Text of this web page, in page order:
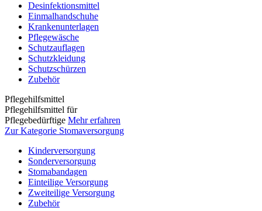
Desinfektionsmittel
Einmalhandschuhe
Krankenunterlagen
Pflegewäsche
Schutzauflagen
Schutzkleidung
Schutzschürzen
Zubehör
Pflegehilfsmittel
Pflegehilfsmittel für
Pflegebedürftige Mehr erfahren
Zur Kategorie Stomaversorgung
Kinderversorgung
Sonderversorgung
Stomabandagen
Einteilige Versorgung
Zweiteilige Versorgung
Zubehör